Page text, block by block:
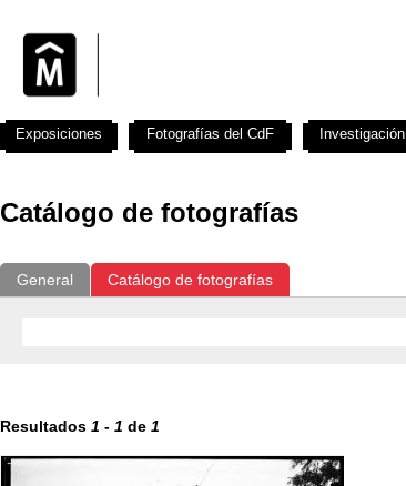
Catálogo de fotografías
General Catálogo de fotografías
Resultados 1 - 1 de 1
Exposiciones Fotografías del CdF Investigación